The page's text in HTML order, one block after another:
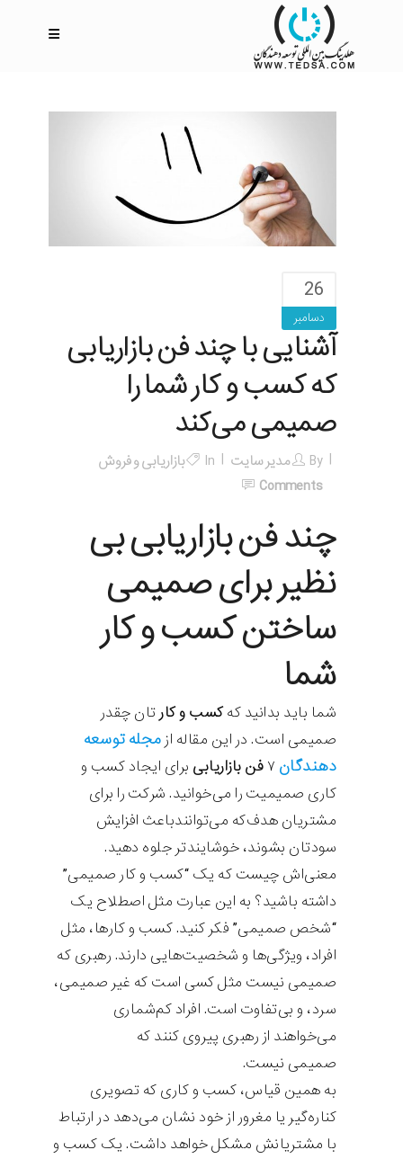
26
دسامبر
آشنایی با چند فن بازاریابی
که کسب و کار شما را
صمیمی می‌کند
By مدیر سایت In
بازاریابی و فروش
Comments
چند فن بازاریابی بی
نظیر برای صمیمی
ساختن کسب و کار
شما
شما باید بدانید کهکسب و کارتان چقدر
صمیمی است. در این مقاله از مجله توسعه
دهندگان
فن بازاریابی برای ایجاد کسب و
کاری صمیمیت را می‌خوانید. شرکت‌ را برای
مشتریان هدف‌که می‌توانندباعث افزایش
سودتان بشوند، خوشایندتر جلوه دهید.
معنی‌اش چیست که یک “کسب و کار صمیمی”
داشته باشید؟ به این عبارت مثل اصطلاح یک
“شخص صمیمی” فکر کنید. کسب و کارها، مثل
افراد، ویژگی‌ها و شخصیت‌هایی دارند. رهبری که
صمیمی نیست مثل کسی است که غیر صمیمی،
سرد، و بی‌تفاوت است. افراد کم‌شماری
می‌خواهند از رهبری پیروی کنند که
صمیمی نیست.
به همین قیاس، کسب و کاری که تصویری
کناره‌گیر یا مغرور از خود نشان می‌دهد در ارتباط
با مشتریانش مشکل خواهد داشت. یک کسب و